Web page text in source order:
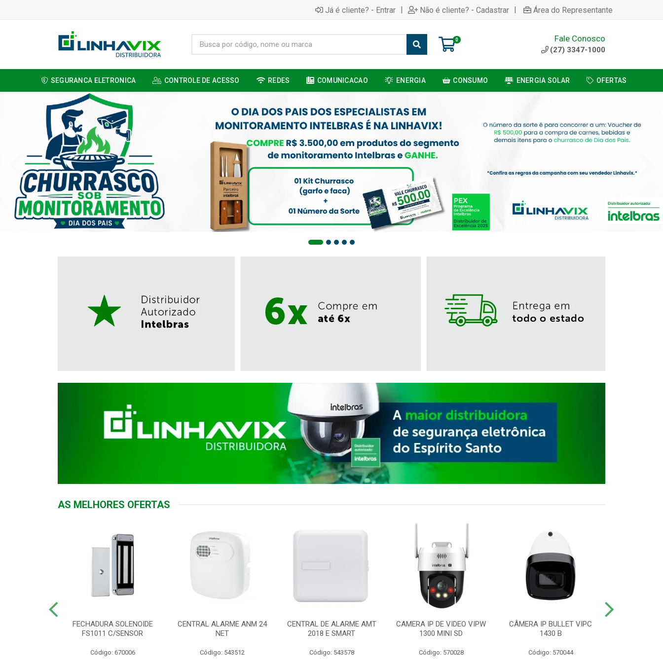
Já é cliente? - Entrar | Não é cliente? - Cadastrar | Área do Representante
0 Fale Conosco
(27) 3347-1000
SEGURANCA ELETRONICA CONTROLE DE ACESSO REDES COMUNICACAO ENERGIA CONSUMO ENERGIA SOLAR OFERTAS
AS MELHORES OFERTAS
FECHADURA SOLENOIDE
FS1011 C/SENSOR
Código: 670006
CENTRAL ALARME ANM 24
NET
Código: 543512
CENTRAL DE ALARME AMT
2018 E SMART
Código: 543578
CAMERA IP DE VIDEO VIPW
1300 MINI SD
Código: 570028
CÂMERA IP BULLET VIPC
1430 B
Código: 570044